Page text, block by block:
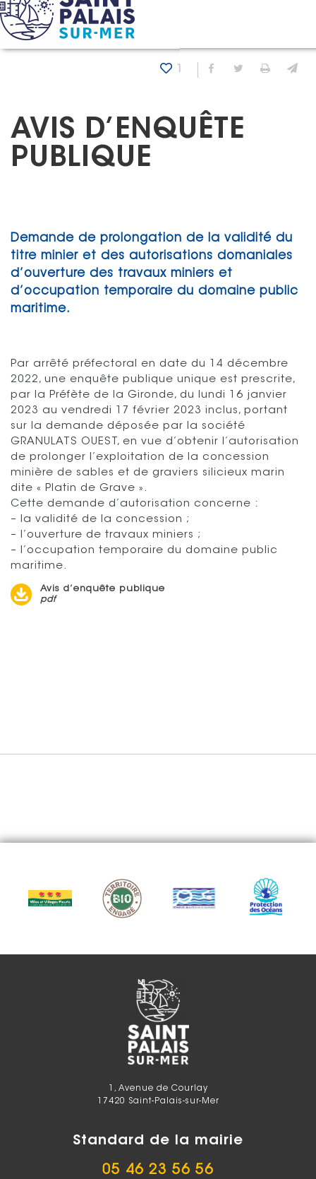
Panneau de gestion des cookies
Accueil Actualités
Partager sur
Partager
AVIS D’ENQUÊTE
PUBLIQUE
Demande de prolongation de la validité du
titre minier et des autorisations domaniales
d’ouverture des travaux miniers et
d’occupation temporaire du domaine public
maritime.
Par arrêté préfectoral en date du 14 décembre
2022, une enquête publique unique est prescrite,
par la Préfète de la Gironde, du lundi 16 janvier
2023 au vendredi 17 février 2023 inclus, portant
sur la demande déposée par la société
GRANULATS OUEST, en vue d’obtenir l’autorisation
de prolonger l’exploitation de la concession
minière de sables et de graviers silicieux marin
dite « Platin de Grave ».
Cette demande d’autorisation concerne :
– la validité de la concession ;
– l’ouverture de travaux miniers ;
– l’occupation temporaire du domaine public
maritime.
Avis d’enquête publique
pdf
1, Avenue de Courlay
17420 Saint-Palais-sur-Mer
Standard de la mairie
05 46 23 56 56